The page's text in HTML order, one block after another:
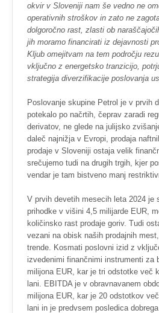
okvir v Sloveniji nam še vedno ne
operativnih stroškov in zato ne
dolgoročno rast, zlasti ob
jih moramo financirati iz dejavnosti
Kljub omejitvam na tem področju
vključno z energetsko tranzicijo,
strategija diverzifikacije poslovanja
Poslovanje skupine Petrol je v prvih
potekalo po načrtih, čeprav zaradi
derivatov, ne glede na julijsko
daleč najnižja v Evropi, prodaja
prodaje v Sloveniji ostaja velik
srečujemo tudi na drugih trgih, kjer
vendar je tam bistveno manj
V prvih devetih mesecih leta 2024 je
prihodke v višini 4,5 milijarde EUR,
količinsko rast prodaje goriv. Tudi
vezani na obisk naših prodajnih
trende. Kosmati poslovni izid z
izvedenimi finančnimi instrumenti za
milijona EUR, kar je tri odstotke več
lani. EBITDA je v obravnavanem
milijona EUR, kar je 20 odstotkov
lani in je predvsem posledica